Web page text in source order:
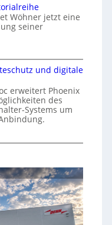
Wöhner jetzt eine
seiner
und digitale
erweitert Phoenix
des
Systems um